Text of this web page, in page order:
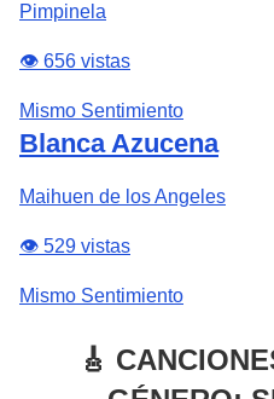
Pimpinela
👁️ 656 vistas
Mismo Sentimiento
Blanca Azucena
Maihuen de los Angeles
👁️ 529 vistas
Mismo Sentimiento
🎸